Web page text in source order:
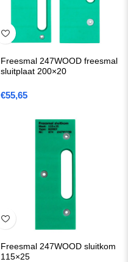
Freesmal 247WOOD freesmal
sluitplaat 200×20
€55,65
Freesmal 247WOOD sluitkom
115×25